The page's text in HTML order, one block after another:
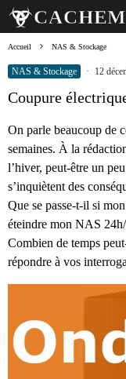
Accueil NAS & Stockage
NAS & Stockage · 12
Coupure
On parle beaucoup de
semaines. À la
l’hiver, peut-être un
s’inquiètent des
Que se passe-t-il si
éteindre mon NAS
Combien de temps
répondre à vos